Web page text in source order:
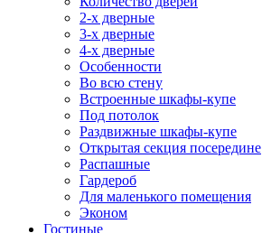
2-х дверные
3-х дверные
4-х дверные
Особенности
Во всю стену
Встроенные шкафы-купе
Под потолок
Раздвижные шкафы-купе
Открытая секция посередине
Распашные
Гардероб
Для маленького помещения
Эконом
Гостиные